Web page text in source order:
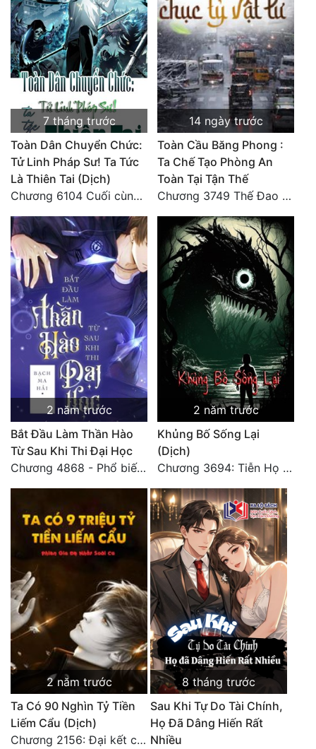
Quân Sự
Sảng Văn
Sắc
Sủng
Thanh Xuân
Tiên Hiệp
Tiểu Thuyết
Trinh Thám
Triều Đấu
Trùng Sinh
Trọng Sinh
Tu Chân
Tội Phạm
Vô Địch
Võ Hiệp
Võng Du
Xuyên Nhanh
Xuyên Sách
Xuyên Thư
Điền Văn
Đô Thị
Đông Phương
Đông Phương Huyền Huyễn
Đồng Nhân
7 tháng trước
Toàn Dân Chuyển Chức:
Tử Linh Pháp Sư! Ta Tức
Là Thiên Tai (Dịch)
Chương 6104 Cuối cùng (HẾT)
14 ngày trước
Toàn Cầu Băng Phong :
Ta Chế Tạo Phòng An
Toàn Tại Tận Thế
Chương 3749 Thế Đao xuất kích
2 năm trước
Bắt Đầu Làm Thần Hào
Từ Sau Khi Thi Đại Học
Chương 4868 - Phổ biến Hạ Quốc tệ!
2 năm trước
Khủng Bố Sống Lại
(Dịch)
Chương 3694: Tiễn Họ Đoạn Đường Cuối - Hoàn
2 năm trước
Ta Có 90 Nghìn Tỷ Tiền
Liếm Cẩu (Dịch)
Chương 2156: Đại kết cục!!!
8 tháng trước
Sau Khi Tự Do Tài Chính,
Họ Đã Dâng Hiến Rất
Nhiều